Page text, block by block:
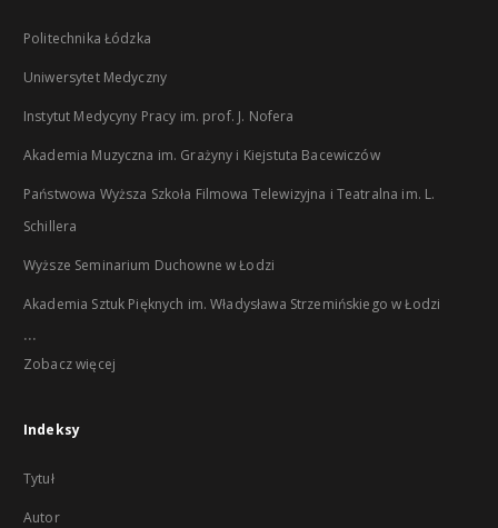
Politechnika Łódzka
Uniwersytet Medyczny
Instytut Medycyny Pracy im. prof. J. Nofera
Akademia Muzyczna im. Grażyny i Kiejstuta Bacewiczów
Państwowa Wyższa Szkoła Filmowa Telewizyjna i Teatralna im. L.
Schillera
Wyższe Seminarium Duchowne w Łodzi
Akademia Sztuk Pięknych im. Władysława Strzemińskiego w Łodzi
...
Zobacz więcej
Indeksy
Tytuł
Autor